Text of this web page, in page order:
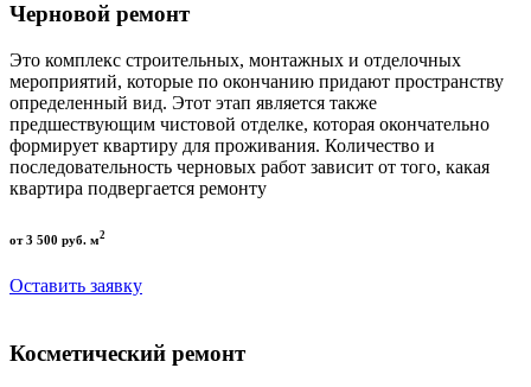
Черновой ремонт
Это комплекс строительных, монтажных и отделочных
мероприятий, которые по окончанию придают пространству
определенный вид. Этот этап является также
предшествующим чистовой отделке, которая окончательно
формирует квартиру для проживания. Количество и
последовательность черновых работ зависит от того, какая
квартира подвергается ремонту
от 3 500 руб. м2
Оставить заявку
Косметический ремонт